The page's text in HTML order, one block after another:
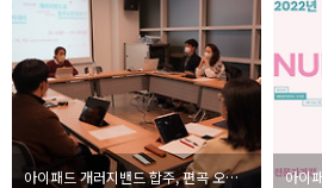
아이패드 개러지밴드 합주, 편곡 오렌지노 강의 - 세종음악창작소 누리락